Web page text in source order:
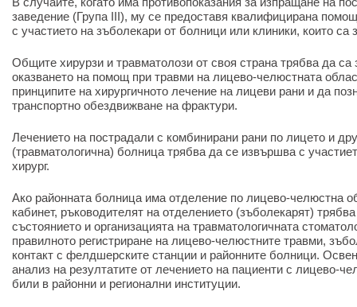
заведение (Група III), му се предоставя квалифицирана
с участието на зъболекари от болници или клиники, които са
Общите хирурзи и травматолози от своя страна трябва да са
оказването на помощ при травми на лицево-челюстната
принципите на хирургичното лечение на лицеви рани и да
транспортно обездвижване на фрактури.
Лечението на пострадали с комбинирани рани по лицето и
(травматологична) болница трябва да се извършва с
хирург.
Ако районната болница има отделение по лицево-челюстна
кабинет, ръководителят на отделението (зъболекарят)
състоянието и организацията на травматологичната
правилното регистриране на лицево-челюстните травми,
контакт с фелдшерските станции и районните болници.
анализ на резултатите от лечението на пациенти с лицево-
били в районни и регионални институции.